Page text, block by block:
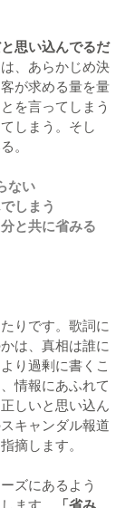
と思い込んでるだ
は、あらかじめ決
が求める量を量
を言ってしまう
しまう。そし
。
ない
しまう
と共に省みる
りです。歌詞に
は、真相は誰に
り過剰に書くこ
情報にあふれて
しいと思い込ん
キャンダル報道
摘します。
ズにあるよう
ます。
「省み